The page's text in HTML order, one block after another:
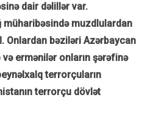
dair dəlillər var.
müharibəsində muzdlulardan
Onlardan bəziləri Azərbaycan
ermənilər onların şərəfinə
terrorçuların
terrorçu dövlət